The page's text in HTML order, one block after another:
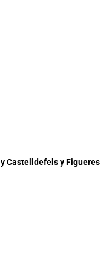
Castelldefels y Figueres